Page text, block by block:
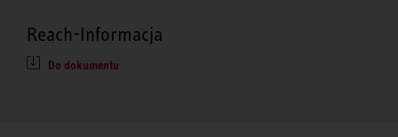
Reach-Informacja
Do dokumentu